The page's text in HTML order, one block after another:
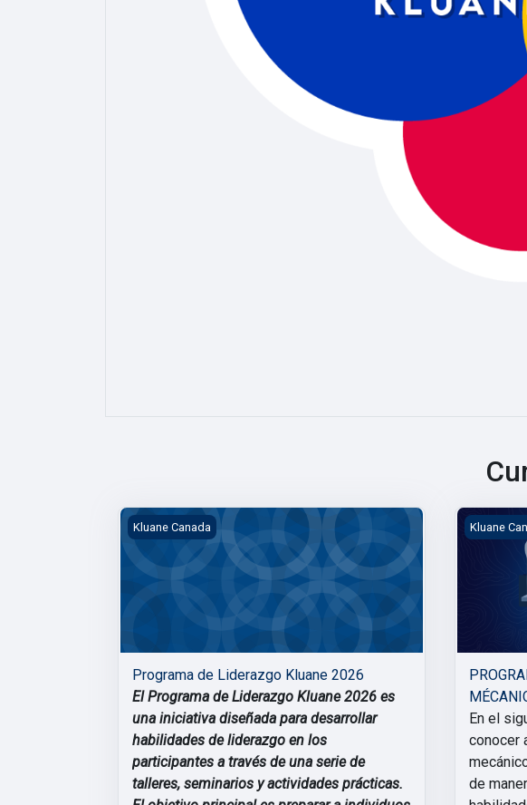
Programa de Liderazgo Kluane 2026
Kluane Canada
Programa de Liderazgo Kluane 2026
El Programa de Liderazgo Kluane 2026 es
una iniciativa diseñada para desarrollar
habilidades de liderazgo en los
participantes a través de una serie de
talleres, seminarios y actividades prácticas.
Kluane
En el
conocer
de